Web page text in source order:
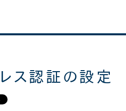
ス認証の設定